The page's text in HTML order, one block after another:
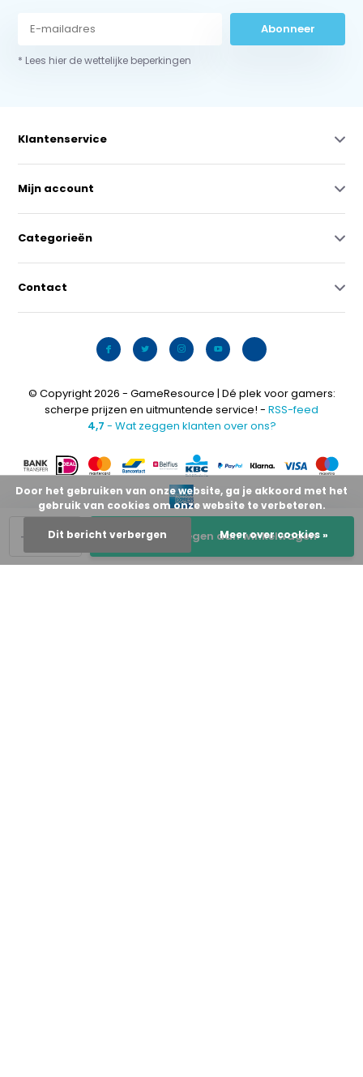
+
- Toevoegen aan winkelwagen
Abonneer
* Lees hier de wettelijke beperkingen
Klantenservice
Mijn account
Categorieën
Contact
© Copyright 2026 - GameResource | Dé plek voor gamers:
scherpe prijzen en uitmuntende service! - RSS-feed
4,7 - Wat zeggen klanten over ons?
Door het gebruiken van onze website, ga je akkoord met het
gebruik van cookies om onze website te verbeteren.
Dit bericht verbergen Meer over cookies »